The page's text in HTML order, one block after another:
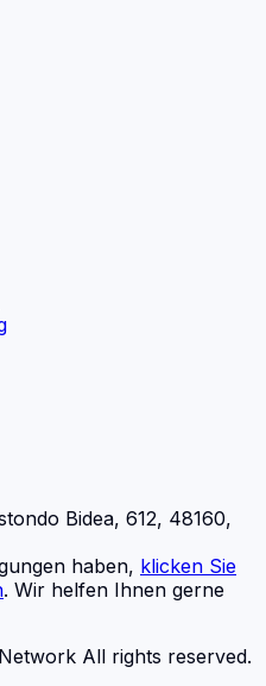
Bidea, 612, 48160,
haben, klicken Sie
. Wir helfen Ihnen gerne
All rights reserved.